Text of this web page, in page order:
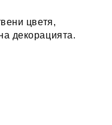
цветя,
декорацията.